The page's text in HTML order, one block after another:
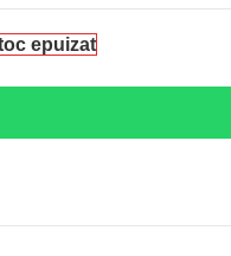
epuizat